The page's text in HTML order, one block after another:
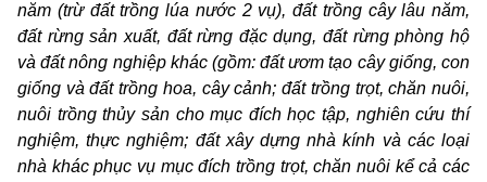
năm (trừ đất trồng lúa nước 2 vụ), đất trồng cây lâu năm,
đất rừng sản xuất, đất rừng đặc dụng, đất rừng phòng hộ
và đất nông nghiệp khác (gồm:đất ươm tạo cây giống, con
giống và đất trồng hoa, cây cảnh; đất trồng trọt, chăn nuôi,
nuôi trồng thủy sản cho mục đích học tập, nghiên cứu thí
nghiệm, thực nghiệm; đất xây dựng nhà kính và các loại
nhà khác phục vụ mục đích trồng trọt, chăn nuôi kể cả các